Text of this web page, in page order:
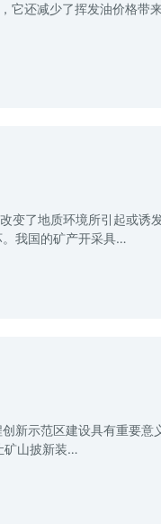
它还减少了挥发油价格带
变了地质环境所引起或诱
我国的矿产开采具…
新示范区建设具有重要意
矿山披新装…